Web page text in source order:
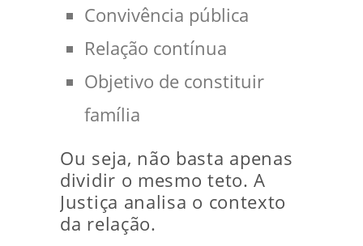
Convivência pública
Relação contínua
Objetivo de constituir
família
Ou seja, não basta apenas
dividir o mesmo teto. A
Justiça analisa o contexto
da relação.